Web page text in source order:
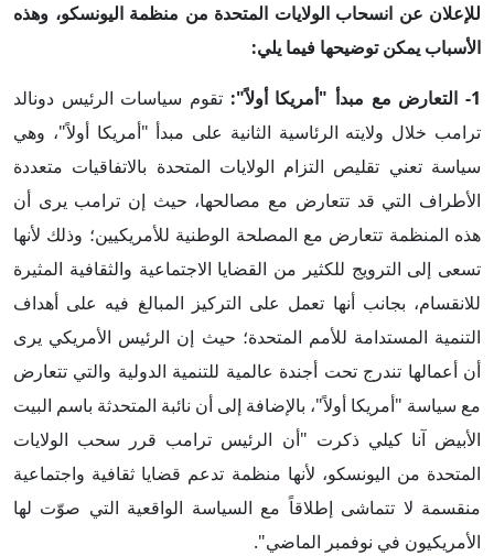
للإعلان عن انسحاب الولايات المتحدة من منظمة اليونسكو، وهذه
الأسباب يمكن توضيحها فيما يلي:
1- التعارض مع مبدأ "أمريكا أولاً":
تقوم سياسات الرئيس دونالد
ترامب خلال ولايته الرئاسية الثانية على مبدأ "أمريكا أولاً"، وهي
سياسة تعني تقليص التزام الولايات المتحدة بالاتفاقيات متعددة
الأطراف التي قد تتعارض مع مصالحها، حيث إن ترامب يرى أن
هذه المنظمة تتعارض مع المصلحة الوطنية للأمريكيين؛ وذلك لأنها
تسعى إلى الترويج للكثير من القضايا الاجتماعية والثقافية المثيرة
للانقسام، بجانب أنها تعمل على التركيز المبالغ فيه على أهداف
التنمية المستدامة للأمم المتحدة؛ حيث إن الرئيس الأمريكي يرى
أن أعمالها تندرج تحت أجندة عالمية للتنمية الدولية والتي تتعارض
مع سياسة "أمريكا أولاً"، بالإضافة إلى أن نائبة المتحدثة باسم البيت
الأبيض آنا كيلي ذكرت "أن الرئيس ترامب قرر سحب الولايات
المتحدة من اليونسكو، لأنها منظمة تدعم قضايا ثقافية واجتماعية
منقسمة لا تتماشى إطلاقاً مع السياسة الواقعية التي صوّت لها
الأمريكيون في نوفمبر الماضي".